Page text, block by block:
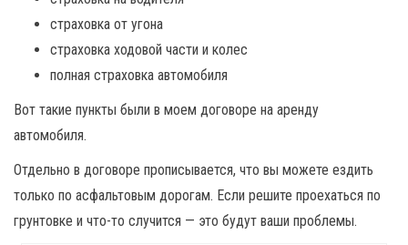
страховка от угона
страховка ходовой части и колес
полная страховка автомобиля
Вот такие пункты были в моем договоре на аренду
автомобиля.
Отдельно в договоре прописывается, что вы можете ездить
только по асфальтовым дорогам. Если решите проехаться по
грунтовке и что-то случится — это будут ваши проблемы.